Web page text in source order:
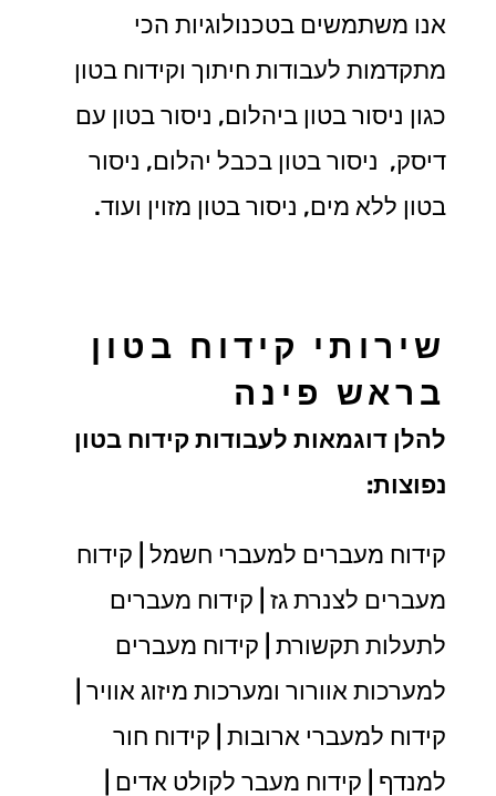
אנו משתמשים בטכנולוגיות הכי
מתקדמות לעבודות חיתוך וקידוח בטון
כגון ניסור בטון ביהלום, ניסור בטון עם
דיסק, ניסור בטון בכבל יהלום, ניסור
בטון ללא מים, ניסור בטון מזוין ועוד.
שירותי קידוח בטון
בראש פינה
להלן דוגמאות לעבודות קידוח בטון
נפוצות:
קידוח מעברים למעברי חשמל | קידוח
מעברים לצנרת גז | קידוח מעברים
לתעלות תקשורת | קידוח מעברים
למערכות אוורור ומערכות מיזוג אוויר |
קידוח למעברי ארובות | קידוח חור
למנדף | קידוח מעבר לקולט אדים |